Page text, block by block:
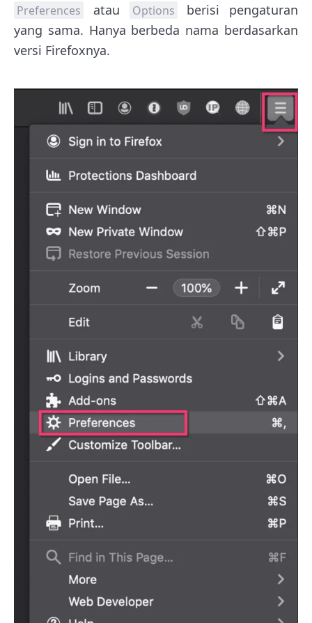
Preferences atau Options
berisi pengaturan
yang sama. Hanya berbeda nama berdasarkan
versi Firefoxnya.